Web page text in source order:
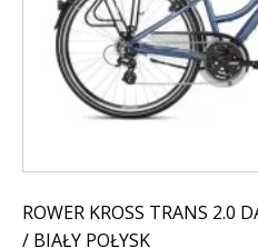
ROWER KROSS TRANS 2.0
/ BIAŁY POŁYSK
można
wybrać
stronie